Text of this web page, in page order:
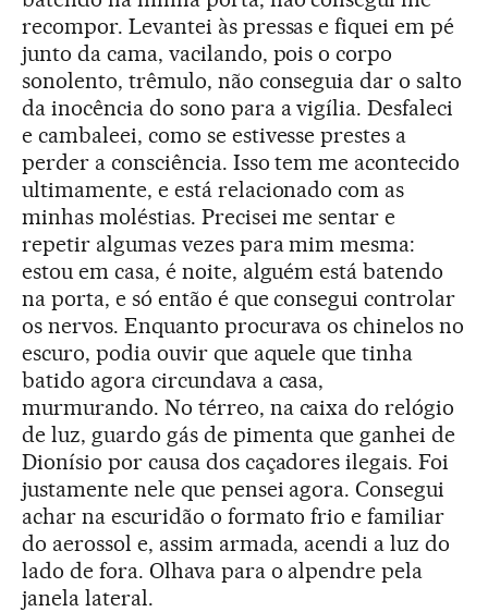
recompor. Levantei às pressas e fiquei em pé
junto da cama, vacilando, pois o corpo
sonolento, trêmulo, não conseguia dar o salto
da inocência do sono para a vigília. Desfaleci
e cambaleei, como se estivesse prestes a
perder a consciência. Isso tem me acontecido
ultimamente, e está relacionado com as
minhas moléstias. Precisei me sentar e
repetir algumas vezes para mim mesma:
estou em casa, é noite, alguém está batendo
na porta, e só então é que consegui controlar
os nervos. Enquanto procurava os chinelos no
escuro, podia ouvir que aquele que tinha
batido agora circundava a casa,
murmurando. No térreo, na caixa do relógio
de luz, guardo gás de pimenta que ganhei de
Dionísio por causa dos caçadores ilegais. Foi
justamente nele que pensei agora. Consegui
achar na escuridão o formato frio e familiar
do aerossol e, assim armada, acendi a luz do
lado de fora. Olhava para o alpendre pela
janela lateral.